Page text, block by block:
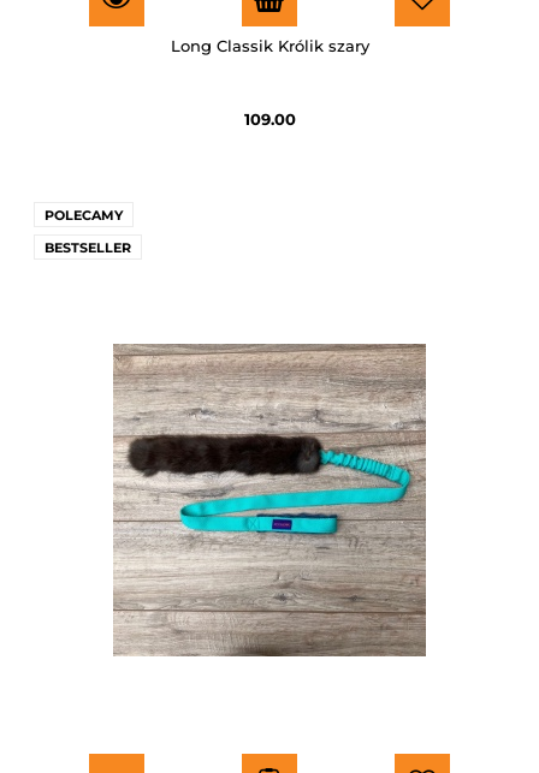
Long Classik Królik szary
109.00
POLECAMY
BESTSELLER